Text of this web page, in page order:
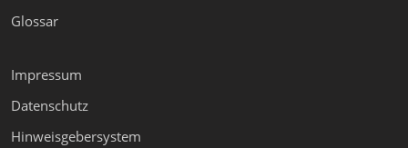
Glossar
Impressum
Datenschutz
Hinweisgebersystem